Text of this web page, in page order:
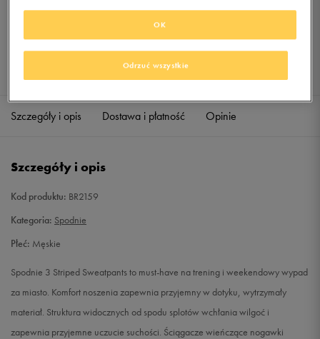
Jeśli artykuł będzie ponownie dostępny, otrzymasz od nas powiadomienie.
Wybierz rozmiar
S Powiadom o dostępności
M Powiadom o dostępności
Sprawdź dostępność w salonach
Szczegóły i opis Dostawa i płatność Opinie
Szczegóły i opis
Kod produktu: BR2159
Kategoria: Spodnie
Płeć: Męskie
Spodnie 3 Striped Sweatpants to must-have na trening i weekendowy wypad
za miasto. Komfort noszenia zapewnia przyjemny w dotyku, wytrzymały
materiał. Struktura widocznych od spodu splotów wchłania wilgoć i
zapewnia przyjemne uczucie suchości. Ściągacze wieńczące nogawki
Odrzuć wszystkie
OK